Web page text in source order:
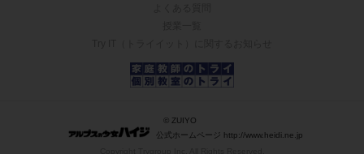
© ZUIYO
公式ホームページ http://www.heidi.ne.jp